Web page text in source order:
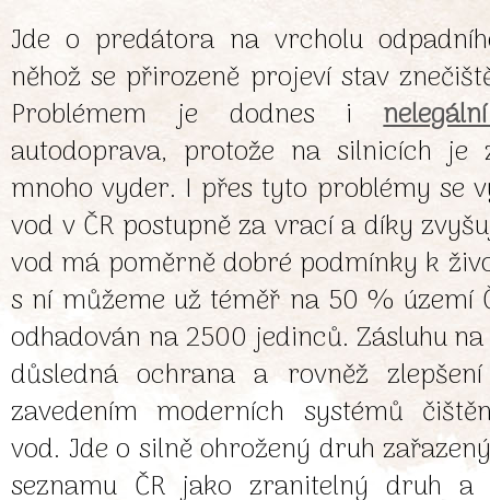
Jde o predátora na vrcholu
něhož se přirozeně projeví stav
Problémem je dodnes i
autodoprava, protože na silnicích je
mnoho vyder. I přes tyto problémy se
vod v ČR postupně za vrací a díky
vod má poměrně dobré podmínky k
s ní můžeme už téměř na 50 % území
odhadován na 2500 jedinců. Zásluhu
důsledná ochrana a rovněž
zavedením moderních systémů
vod. Jde o silně ohrožený druh
seznamu ČR jako zranitelný druh a